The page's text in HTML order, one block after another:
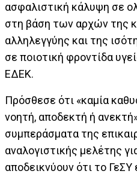
ασφαλιστική κάλυψη σε
στη βάση των αρχών της
αλληλεγγύης και της
σε ποιοτική φροντίδα
ΕΔΕΚ.
Πρόσθεσε ότι «καμία
νοητή, αποδεκτή ή
συμπεράσματα της
αναλογιστικής μελέτης
αποδεικνύουν ότι το ΓεΣΥ